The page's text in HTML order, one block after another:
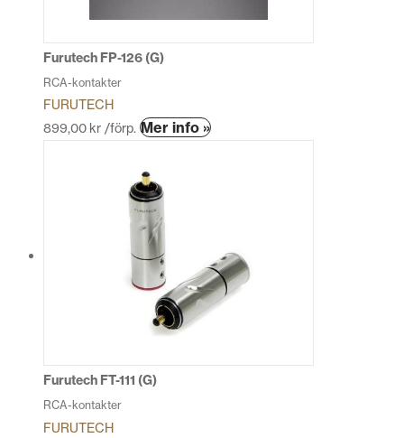
Furutech FP-126 (G)
RCA-kontakter
FURUTECH
899,00 kr /förp. Mer info »
Furutech FT-111 (G)
RCA-kontakter
FURUTECH